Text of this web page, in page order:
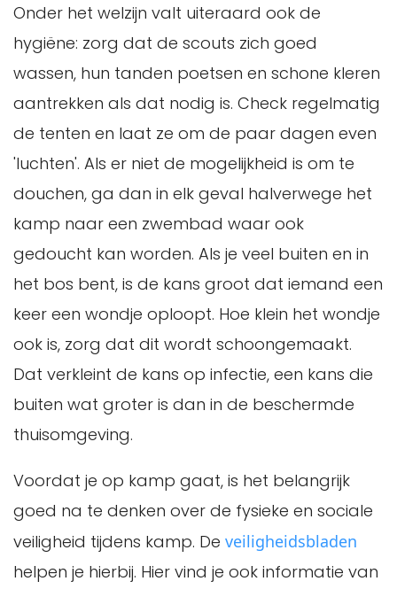
Onder het welzijn valt uiteraard ook de
hygiëne: zorg dat de scouts zich goed
wassen, hun tanden poetsen en schone kleren
aantrekken als dat nodig is. Check regelmatig
de tenten en laat ze om de paar dagen even
'luchten'. Als er niet de mogelijkheid is om te
douchen, ga dan in elk geval halverwege het
kamp naar een zwembad waar ook
gedoucht kan worden. Als je veel buiten en in
het bos bent, is de kans groot dat iemand een
keer een wondje oploopt. Hoe klein het wondje
ook is, zorg dat dit wordt schoongemaakt.
Dat verkleint de kans op infectie, een kans die
buiten wat groter is dan in de beschermde
thuisomgeving.
Voordat je op kamp gaat, is het belangrijk
goed na te denken over de fysieke en sociale
veiligheid tijdens kamp. De veiligheidsbladen
helpen je hierbij. Hier vind je ook informatie van